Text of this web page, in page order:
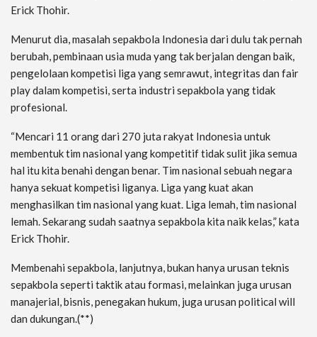
Erick Thohir.
Menurut dia, masalah sepakbola Indonesia dari dulu tak pernah
berubah, pembinaan usia muda yang tak berjalan dengan baik,
pengelolaan kompetisi liga yang semrawut, integritas dan fair
play dalam kompetisi, serta industri sepakbola yang tidak
profesional.
“Mencari 11 orang dari 270 juta rakyat Indonesia untuk
membentuk tim nasional yang kompetitif tidak sulit jika semua
hal itu kita benahi dengan benar. Tim nasional sebuah negara
hanya sekuat kompetisi liganya. Liga yang kuat akan
menghasilkan tim nasional yang kuat. Liga lemah, tim nasional
lemah. Sekarang sudah saatnya sepakbola kita naik kelas,” kata
Erick Thohir.
Membenahi sepakbola, lanjutnya, bukan hanya urusan teknis
sepakbola seperti taktik atau formasi, melainkan juga urusan
manajerial, bisnis, penegakan hukum, juga urusan political will
dan dukungan.(**)